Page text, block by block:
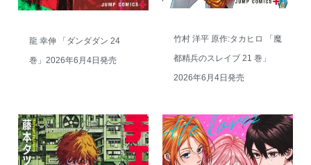
龍 幸伸 「ダンダダン 24
巻」2026年6月4日発売
竹村 洋平 原作:タカヒロ 「魔
都精兵のスレイブ 21 巻」
2026年6月4日発売